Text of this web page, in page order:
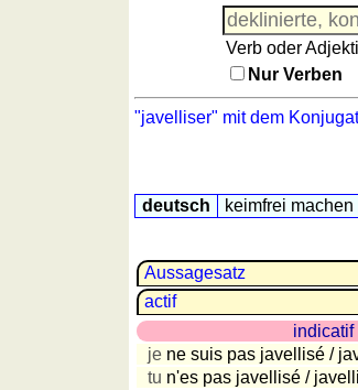
Reisewortschatz
Spiel mit Zahlen
Angleichungstrainer
Reisewortschatz
Verb oder
Nur Verben
"javelliser" mit dem
deutsch keimfrei machen
Aussagesatz
actif
indicatif
je ne suis pas javellisé /
tu n'es pas javellisé /